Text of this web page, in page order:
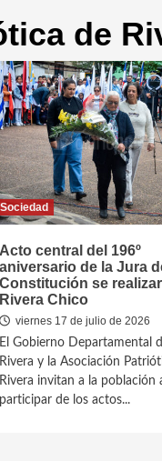
de
Sociedad
Acto central del 196º
aniversario de la Jura
Constitución se
Rivera Chico
viernes 17 de julio de 2026
El Gobierno Departamental
Rivera y la Asociación
Rivera invitan a la población
participar de los actos...